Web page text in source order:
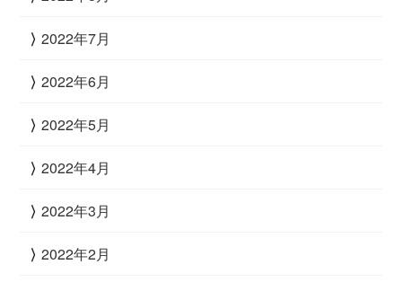
2022年7月
2022年6月
2022年5月
2022年4月
2022年3月
2022年2月